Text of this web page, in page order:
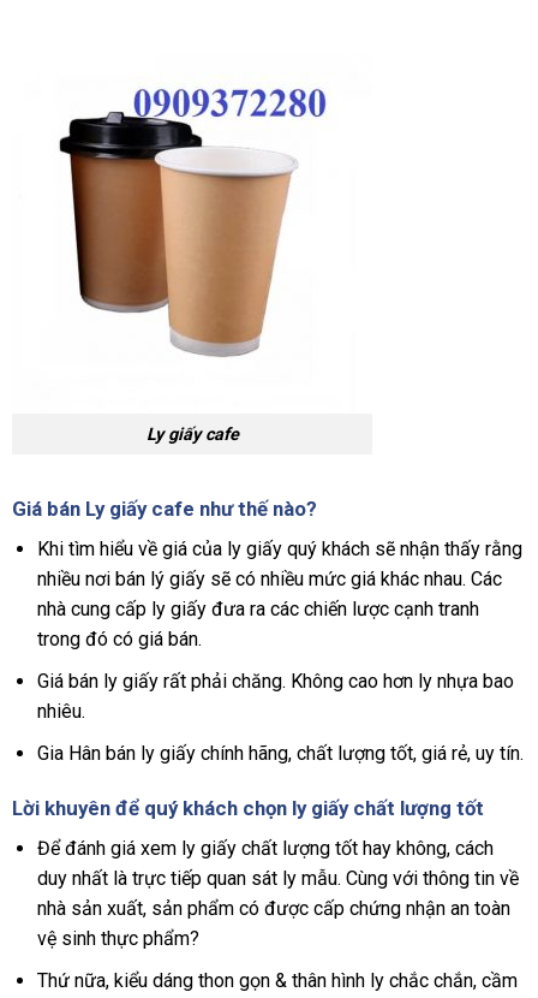
Ly giấy cafe
Giá bán Ly giấy cafe như thế nào?
Khi tìm hiểu về giá của ly giấy quý khách sẽ nhận thấy rằng
nhiều nơi bán lý giấy sẽ có nhiều mức giá khác nhau. Các
nhà cung cấp ly giấy đưa ra các chiến lược cạnh tranh
trong đó có giá bán.
Giá bán ly giấy rất phải chăng. Không cao hơn ly nhựa bao
nhiêu.
Gia Hân bán ly giấy chính hãng, chất lượng tốt, giá rẻ, uy tín.
Lời khuyên để quý khách chọn ly giấy chất lượng tốt
Để đánh giá xem ly giấy chất lượng tốt hay không, cách
duy nhất là trực tiếp quan sát ly mẫu. Cùng với thông tin về
nhà sản xuất, sản phẩm có được cấp chứng nhận an toàn
vệ sinh thực phẩm?
Thứ nữa, kiểu dáng thon gọn & thân hình ly chắc chắn, cầm